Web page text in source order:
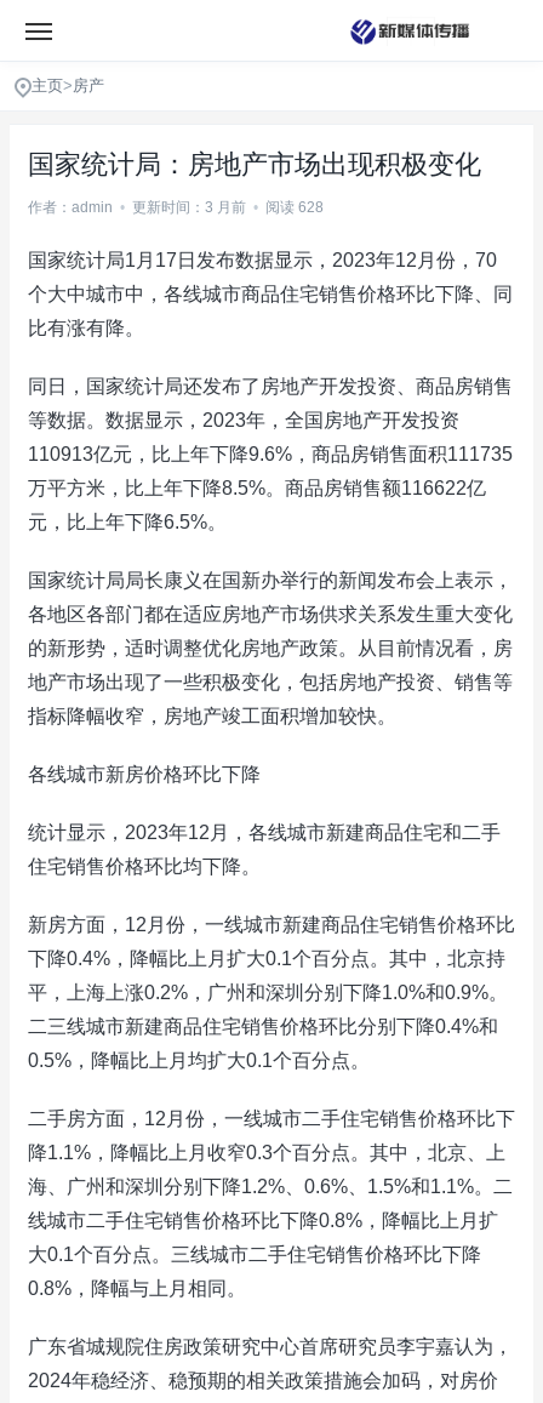
主页>房产
国家统计局：房地产市场出现积极变化
作者：admin • 更新时间：3 月前 • 阅读 628
国家统计局1月17日发布数据显示，2023年12月份，70
个大中城市中，各线城市商品住宅销售价格环比下降、同
比有涨有降。
同日，国家统计局还发布了房地产开发投资、商品房销售
等数据。数据显示，2023年，全国房地产开发投资
110913亿元，比上年下降9.6%，商品房销售面积111735
万平方米，比上年下降8.5%。商品房销售额116622亿
元，比上年下降6.5%。
国家统计局局长康义在国新办举行的新闻发布会上表示，
各地区各部门都在适应房地产市场供求关系发生重大变化
的新形势，适时调整优化房地产政策。从目前情况看，房
地产市场出现了一些积极变化，包括房地产投资、销售等
指标降幅收窄，房地产竣工面积增加较快。
各线城市新房价格环比下降
统计显示，2023年12月，各线城市新建商品住宅和二手
住宅销售价格环比均下降。
新房方面，12月份，一线城市新建商品住宅销售价格环比
下降0.4%，降幅比上月扩大0.1个百分点。其中，北京持
平，上海上涨0.2%，广州和深圳分别下降1.0%和0.9%。
二三线城市新建商品住宅销售价格环比分别下降0.4%和
0.5%，降幅比上月均扩大0.1个百分点。
二手房方面，12月份，一线城市二手住宅销售价格环比下
降1.1%，降幅比上月收窄0.3个百分点。其中，北京、上
海、广州和深圳分别下降1.2%、0.6%、1.5%和1.1%。二
线城市二手住宅销售价格环比下降0.8%，降幅比上月扩
大0.1个百分点。三线城市二手住宅销售价格环比下降
0.8%，降幅与上月相同。
广东省城规院住房政策研究中心首席研究员李宇嘉认为，
2024年稳经济、稳预期的相关政策措施会加码，对房价